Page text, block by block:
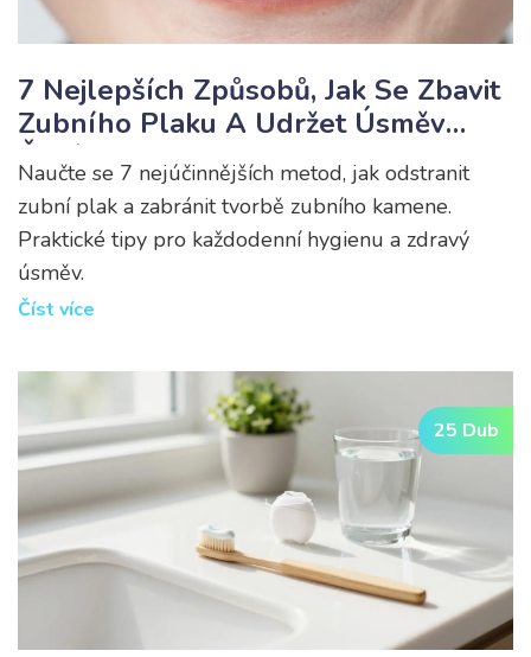
7 Nejlepších Způsobů, Jak Se Zbavit
Zubního Plaku A Udržet Úsměv
Čistý
Naučte se 7 nejúčinnějších metod, jak odstranit
zubní plak a zabránit tvorbě zubního kamene.
Praktické tipy pro každodenní hygienu a zdravý
úsměv.
Číst více
25 Dub